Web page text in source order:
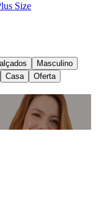
Size
Masculino
Casa Oferta